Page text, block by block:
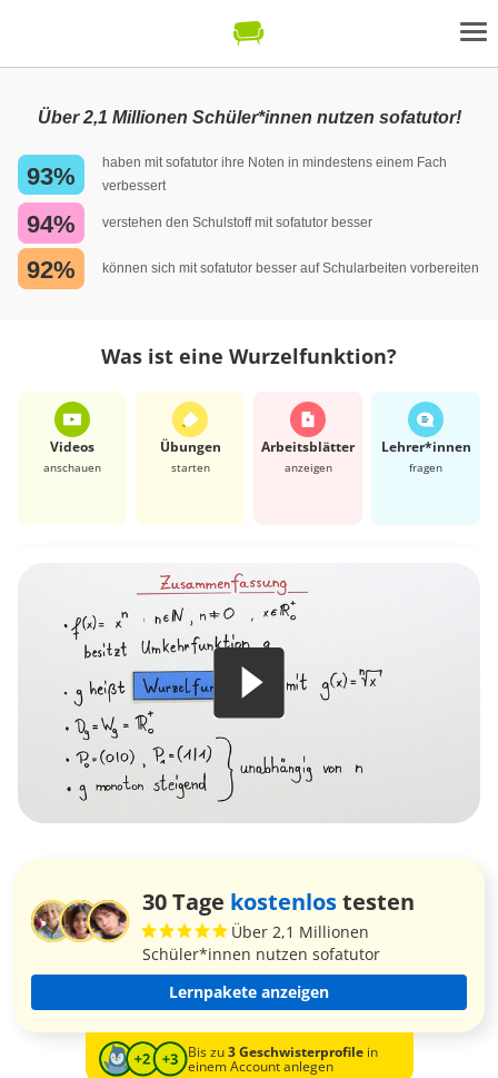
Über 2,1 Millionen Schüler*innen nutzen sofatutor!
93%
haben mit sofatutor ihre Noten in mindestens einem Fach
verbessert
94% verstehen den Schulstoff mit sofatutor besser
92% können sich mit sofatutor besser auf Schularbeiten vorbereiten
Was ist eine Wurzelfunktion?
Videos
anschauen
Übungen
starten
Arbeits­blätter
anzeigen
Lehrer*​innen
fragen
30 Tage kostenlostesten
Über 2,1 Millionen
Schüler*innen nutzen sofatutor
Lernpakete anzeigen
Bis zu3 Geschwisterprofilein
einem Account anlegen